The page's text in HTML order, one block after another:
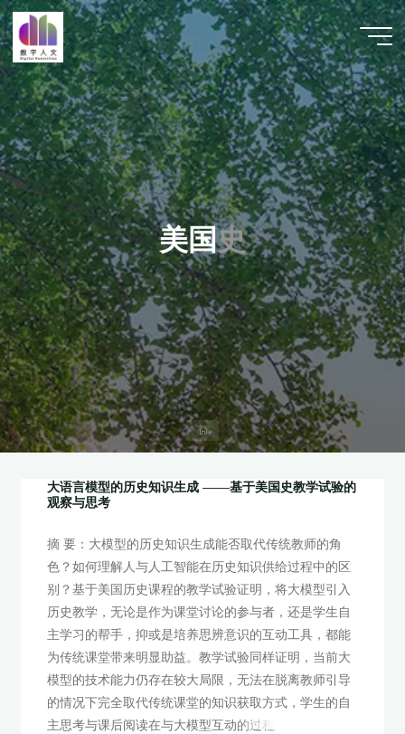
跳
至
内
容
数字人
文 |
DHCN
美国史
首
页
大语言模型的历史知识生成 ——基于美国史教学试验的
观察与思考
摘 要：大模型的历史知识生成能否取代传统教师的角
色？如何理解人与人工智能在历史知识供给过程中的区
别？基于美国历史课程的教学试验证明，将大模型引入
历史教学，无论是作为课堂讨论的参与者，还是学生自
主学习的帮手，抑或是培养思辨意识的互动工具，都能
为传统课堂带来明显助益。教学试验同样证明，当前大
模型的技术能力仍存在较大局限，无法在脱离教师引导
的情况下完全取代传统课堂的知识获取方式，学生的自
主思考与课后阅读在与大模型互动的过程